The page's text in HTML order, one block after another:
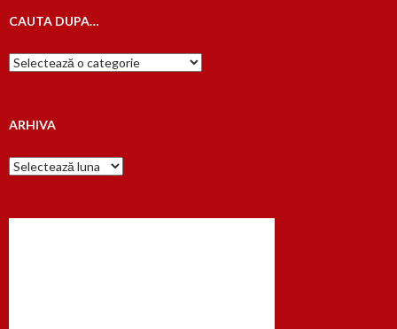
CAUTA DUPA…
Cauta
dupa…
ARHIVA
Arhiva